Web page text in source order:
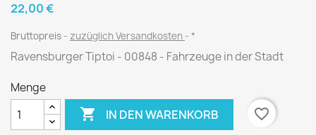
22,00 €
Bruttopreis zuzüglich Versandkosten *
Ravensburger Tiptoi - 00848 - Fahrzeuge in der Stadt
Menge
 IN DEN WARENKORB favorite_border